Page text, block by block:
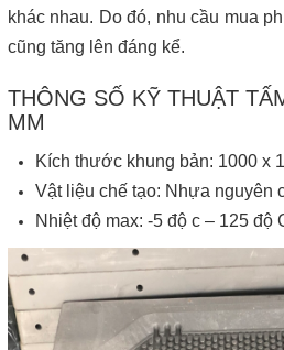
khác nhau. Do đó, nhu cầu mua
cũng tăng lên đáng kể.
THÔNG SỐ KỸ THUẬT
MM
Kích thước khung bản: 1000 x
Vật liệu chế tạo: Nhựa nguyên
Nhiệt độ max: -5 độ c – 125 độ